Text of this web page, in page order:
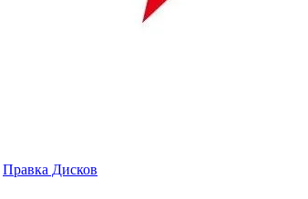
Правка Дисков